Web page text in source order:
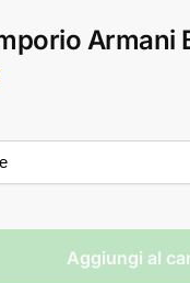
Armani
Aggiungi al